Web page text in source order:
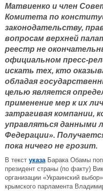
Матвиенко и член
Комитета по
законодательству,
вопросам верхней
реестр не
официальном пресс-
искать тех, кто
обладая
целью является
применение мер к их
затрагивая компании,
управляться данными
Федерации».
пока ничего не грозит.
В текст указаБарака Обамы
президент страны (по факту)
организации «Украинский
крымского парламента